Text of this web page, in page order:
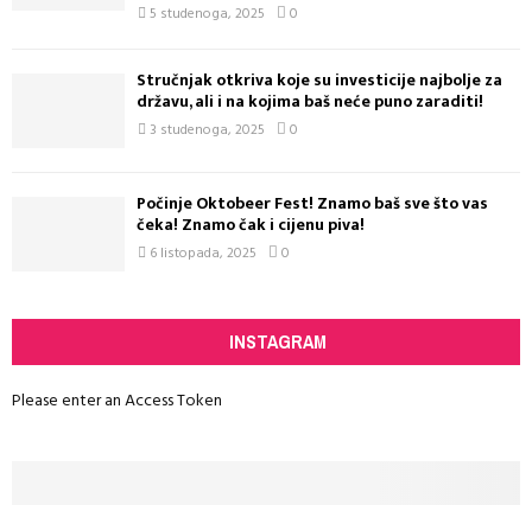
5 studenoga, 2025 0
Stručnjak otkriva koje su investicije najbolje za
državu, ali i na kojima baš neće puno zaraditi!
3 studenoga, 2025 0
Počinje Oktobeer Fest! Znamo baš sve što vas
čeka! Znamo čak i cijenu piva!
6 listopada, 2025 0
INSTAGRAM
Please enter an Access Token